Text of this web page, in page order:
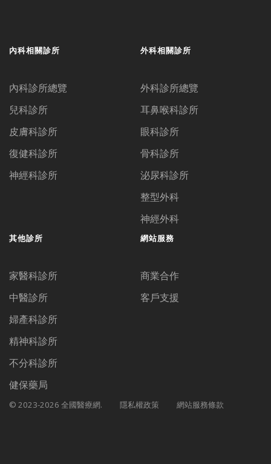
內科相關診所
內科診所總覽
兒科診所
皮膚科診所
復健科診所
神經科診所
外科相關診所
外科診所總覽
耳鼻喉科診所
眼科診所
骨科診所
泌尿科診所
整型外科
神經外科
其他診所
家醫科診所
中醫診所
婦產科診所
精神科診所
不分科診所
健保藥局
網站服務
商業合作
客戶支援
© 2023-2026 全國醫療網. 隱私權政策 網站服務條款